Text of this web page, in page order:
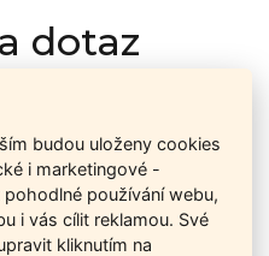
dotaz
modelu. Pokusíme se
, a Vy si vyberete, co je pro
budou uloženy cookies
i marketingové -
používání webu,
i vás cílit reklamou. Své
kliknutím na